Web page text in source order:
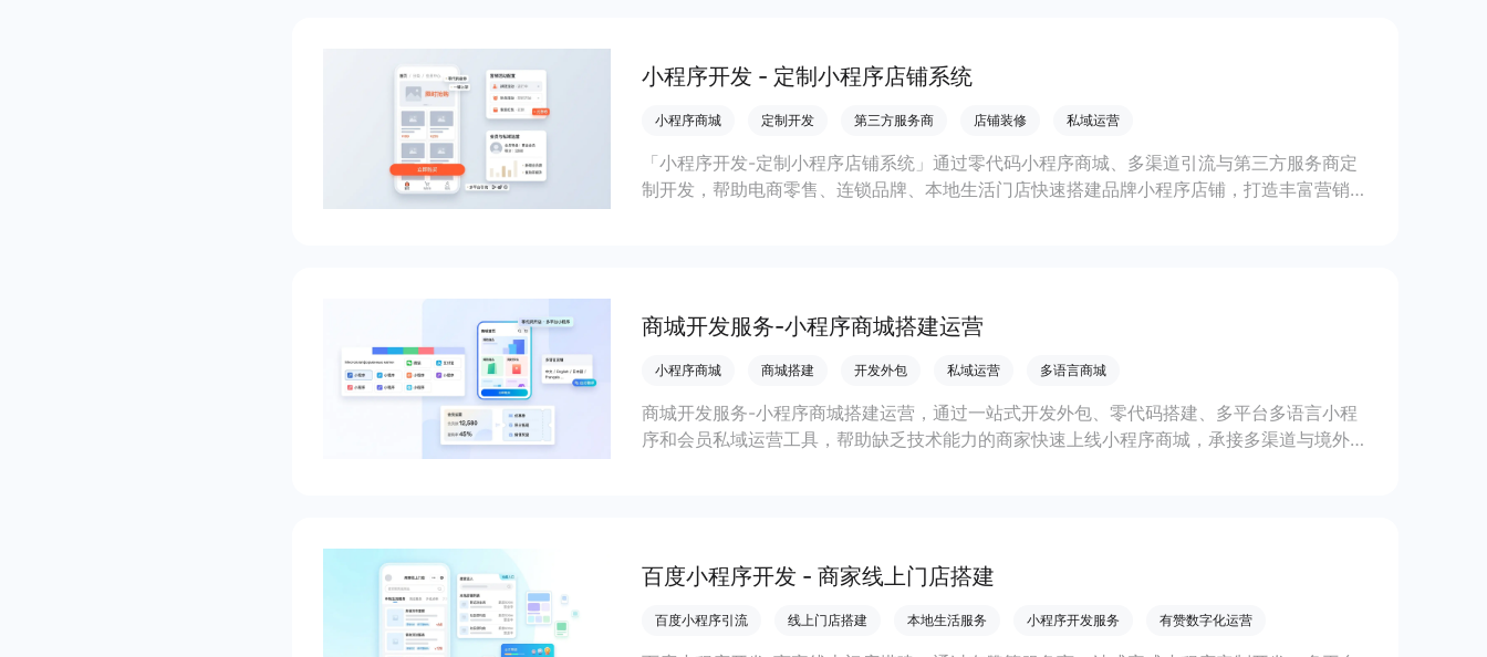
小程序开发 - 定制小程序店铺系统
小程序商城 定制开发 第三方服务商 店铺装修 私域运营
「小程序开发-定制小程序店铺系统」通过零代码小程序商城、多渠道引流与第三方服务商定
制开发，帮助电商零售、连锁品牌、本地生活门店快速搭建品牌小程序店铺，打造丰富营销与
商城开发服务-小程序商城搭建运营
小程序商城 商城搭建 开发外包 私域运营 多语言商城
商城开发服务-小程序商城搭建运营，通过一站式开发外包、零代码搭建、多平台多语言小程
序和会员私域运营工具，帮助缺乏技术能力的商家快速上线小程序商城，承接多渠道与境外客
百度小程序开发 - 商家线上门店搭建
百度小程序引流 线上门店搭建 本地生活服务 小程序开发服务 有赞数字化运营